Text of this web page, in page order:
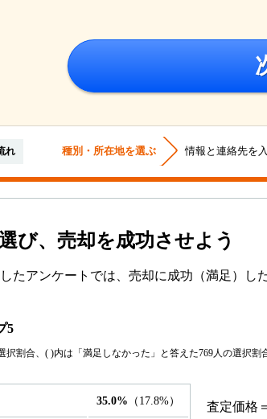
れ 種別・所在地を選ぶ 情報と連絡先を
び、売却を成功させよう
たアンケートでは、売却に成功（満足）
5
択割合、( )内は「満足しなかった」と答えた769人の選択割
35.0% （17.8%）
査定価格